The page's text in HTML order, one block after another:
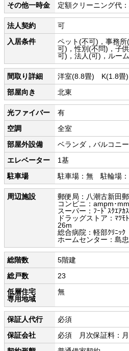
その他一時金
定額クリーニング代
法人契約
可
入居条件
ペット(不可)，事務
可)，性別(不問)，子
可)，法人(可)，ルー
間取り詳細
洋室(8.8畳) K(1.8畳)
部屋向き
北東
光ファイバー
有
空調
全室
部屋外設備
ベランダ，バルコニー
エレベーター
1基
駐車場
駐車場：無 駐輪場
周辺施設
郵便局：八潮古新田
コンビニ：ampm･
スーパー：ﾌｰﾄﾞｽｸｴｱ
ドラッグストア：ﾏﾂﾓ
26m
総合病院：軽部ｸﾘﾆｯ
ホームセンター：島
総階数
5階建
総戸数
23
低層住宅
専用地域
無
保証人代行
必須
保証会社
必須 月次保証料：月